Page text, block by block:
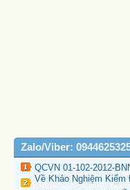
Zalo/Viber:
QCVN 01-102-2012-
Về Khảo Nghiệm